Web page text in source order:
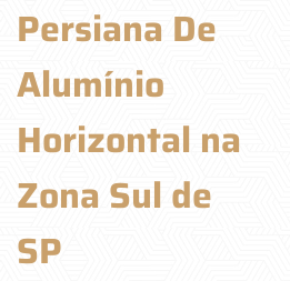
Persiana De
Alumínio
Horizontal na
Zona Sul de
SP